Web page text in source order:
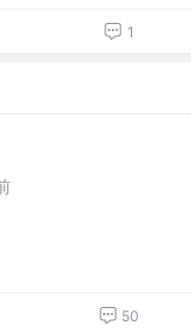
1
50